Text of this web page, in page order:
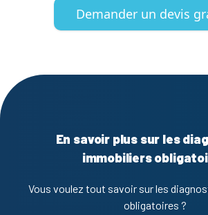
Demander un devis
En savoir plus sur les
immobiliers
Vous voulez tout savoir sur les
obligatoires ?